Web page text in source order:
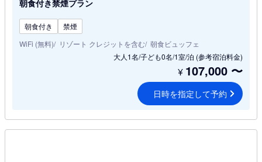
朝食付き禁煙プラン
朝食付き
禁煙
WiFi (無料)
リゾート クレジットを含む 朝食ビュッフェ
大人1名/子ども0名/1室/泊 (参考宿泊料金)
¥ 107,000 〜
日時を指定して予約